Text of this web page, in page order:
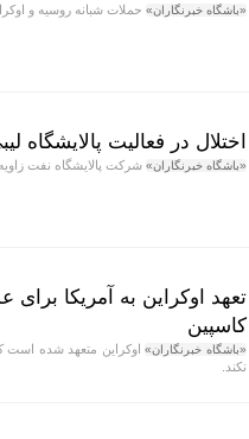
«باشگاه خبرنگاران» حملات شبانه روسیه و
اختلال در فعالیت پالایشگاه
«باشگاه خبرنگاران» شرکت پالایشگاه نفت
تعهد اوکراین به آمریکا
کاسپین
«باشگاه خبرنگاران»اوکراین متعهد شده است
نکند.